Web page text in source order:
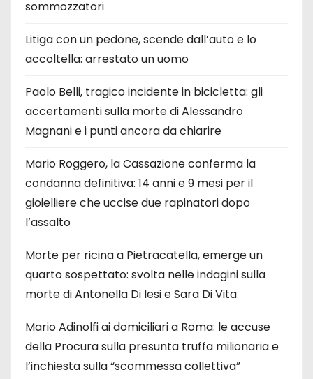
sommozzatori
Litiga con un pedone, scende dall’auto e lo
accoltella: arrestato un uomo
Paolo Belli, tragico incidente in bicicletta: gli
accertamenti sulla morte di Alessandro
Magnani e i punti ancora da chiarire
Mario Roggero, la Cassazione conferma la
condanna definitiva: 14 anni e 9 mesi per il
gioielliere che uccise due rapinatori dopo
l’assalto
Morte per ricina a Pietracatella, emerge un
quarto sospettato: svolta nelle indagini sulla
morte di Antonella Di Iesi e Sara Di Vita
Mario Adinolfi ai domiciliari a Roma: le accuse
della Procura sulla presunta truffa milionaria e
l’inchiesta sulla “scommessa collettiva”